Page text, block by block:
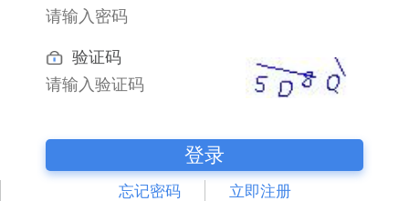
验证码
登录
忘记密码 立即注册